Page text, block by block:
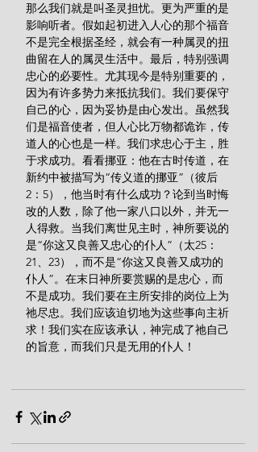
那么我们就是叫圣灵担忧。更为严重的是
影响听者。假如起初进入人心的那个福音
不是完全根据圣经，就会有一种属灵的扭
曲留在人的属灵生活中。最后，特别强调
忠心的必要性。尤其现今是特别重要的，
因为有许多势力来抵抗我们。我们要保守
自己的心，因为妥协是由心发出。虽然我
们是福音使者，但人心比万物都诡诈，传
道人的心也是一样。我们求忠心于主，胜
于求成功。看看挪亚：他在古时传道，在
新约中被描写为“传义道的挪亚”（彼后
2：5），他当时有什么成功？论到当时悔
改的人数，除了他一家八口以外，并无一
人得救。当我们离世见主时，神所要说的
是“你这又良善又忠心的仆人”（太25：
21、23），而不是“你这又良善又成功的
仆人”。在末日神所要赏赐的是忠心，而
不是成功。我们要在主所安排的岗位上为
祂尽忠。我们应该迫切地为这些事向主祈
求！我们实在应该承认，神完成了祂自己
的旨意，而我们只是无用的仆人！